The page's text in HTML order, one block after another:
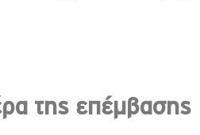
της επέμβασης